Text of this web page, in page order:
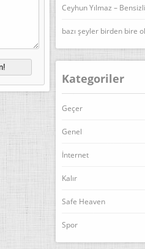
Ceyhun Yılmaz –
bazı şeyler birden bire
Kategoriler
Geçer
Genel
İnternet
Kalır
Safe Heaven
Spor